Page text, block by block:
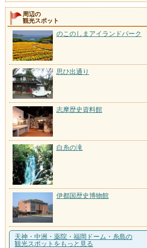
周辺の
観光スポット
のこのしまアイランドパーク
思ひ出通り
志摩歴史資料館
白糸の滝
伊都国歴史博物館
天神・中洲・薬院・福岡ドーム・糸島の
観光スポットをもっと見る